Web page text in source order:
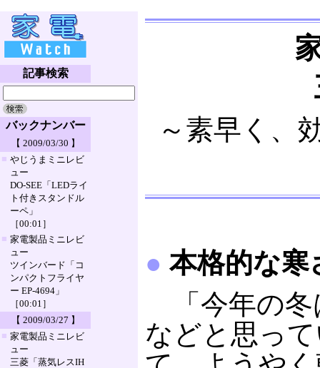
記事検索
バックナンバー
【 2009/03/30 】
■ やじうまミニレビ
ュー
DO-SEE「LEDライ
ト付きスタンドル
ーペ」
［00:01］
■ 家電製品ミニレビ
ュー
ツインバード「コ
ンパクトフライヤ
ー EP-4694」
［00:01］
【 2009/03/27 】
■ 家電製品ミニレビ
ュー
三菱「蒸気レスIH
～素早く、
● 本格的な寒
「今年の冬
などと思っ